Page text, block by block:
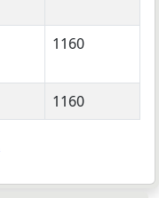
1160
1160